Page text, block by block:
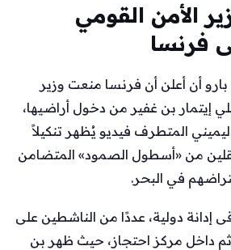
الأمن القومي
فرنسا
أن أعلن أن فرنسا منعت وزير
إيتمار بن غفير من دخول أراضيها،
المتطرف فيديو يُظهر تنكيلاً
من «أسطول الصمود» المتضامن
في البحر.
إدانة دولية، عددًا من الناشطين على
داخل مركز احتجاز، حيث ظهر بن